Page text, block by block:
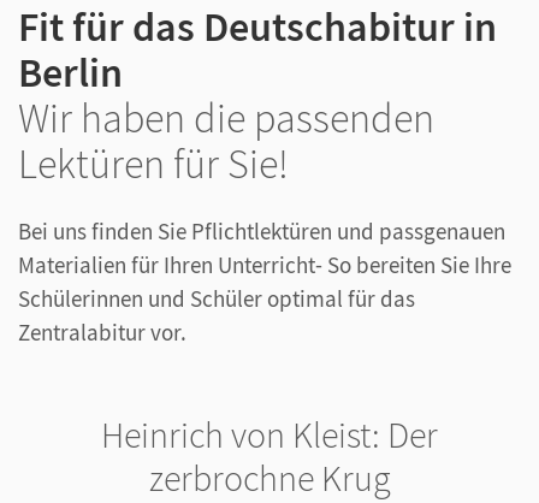
Fit für das Deutschabitur in
Berlin
Wir haben die passenden
Lektüren für Sie!
Bei uns finden Sie Pflichtlektüren und passgenauen
Materialien für Ihren Unterricht- So bereiten Sie Ihre
Schülerinnen und Schüler optimal für das
Zentralabitur vor.
Heinrich von Kleist: Der
zerbrochne Krug